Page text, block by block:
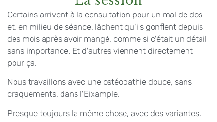
Certains arrivent à la consultation pour un mal de dos
et, en milieu de séance, lâchent qu'ils gonflent depuis
des mois après avoir mangé, comme si c'était un détail
sans importance. Et d'autres viennent directement
pour ça.
Nous travaillons avec une ostéopathie douce, sans
craquements, dans l'Eixample.
Presque toujours la même chose, avec des variantes.